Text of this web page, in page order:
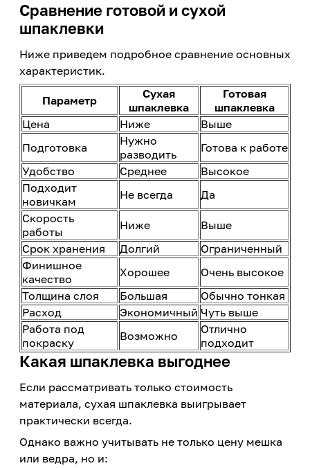
Сравнение готовой и сухой
шпаклевки
Ниже приведем подробное сравнение основных
характеристик.
Параметр
Сухая
шпаклевка
Готовая
шпаклевка
Цена
Ниже
Выше
Подготовка
Нужно
разводить
Готова к работе
Удобство
Среднее
Высокое
Подходит
новичкам
Не всегда
Да
Скорость
работы
Ниже
Выше
Срок хранения
Долгий
Ограниченный
Финишное
качество
Хорошее
Очень высокое
Толщина слоя
Большая
Обычно тонкая
Расход
Экономичный Чуть выше
Работа под
покраску
Возможно
Отлично
подходит
Какая шпаклевка выгоднее
Если рассматривать только стоимость
материала, сухая шпаклевка выигрывает
практически всегда.
Однако важно учитывать не только цену мешка
или ведра, но и: